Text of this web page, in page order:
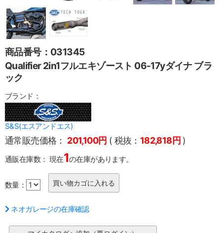
商品番号：031345
Qualifier 2in1フルエキゾースト 06-17yダイナ ブラ
ック
ブランド：
S&S(エスアンドエス)
通常販売価格： 201,100円 ( 税抜： 182,818円 )
通販在庫数： 現在1の在庫があります。
数量：
ネオガレージの在庫確認